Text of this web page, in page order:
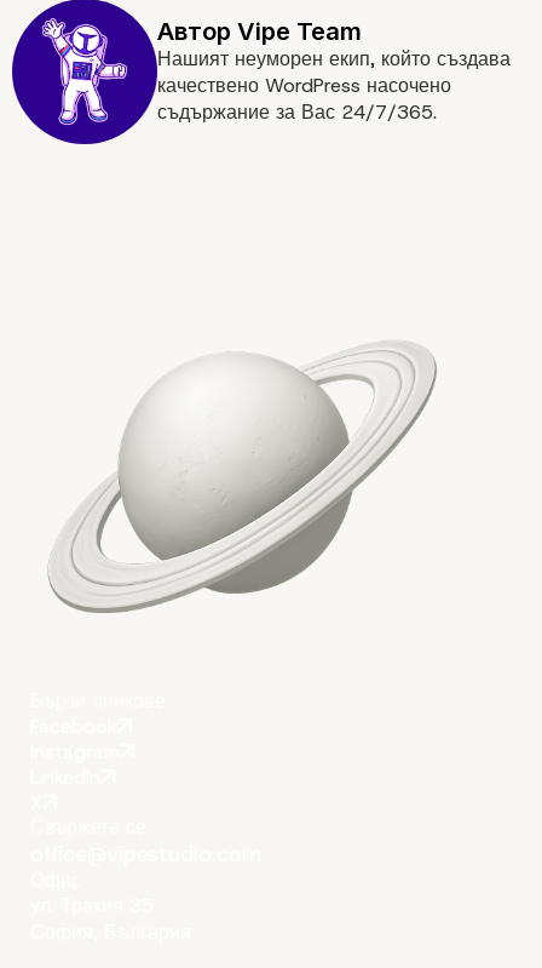
Нашият неуморен екип, който създава
качествено WordPress насочено
съдържание за Вас 24/7/365.